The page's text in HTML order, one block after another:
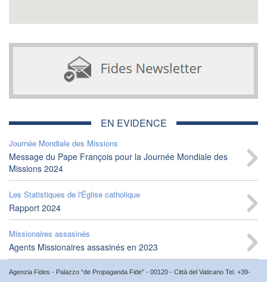
EN EVIDENCE
Journée Mondiale des Missions
Message du Pape François pour la Journée Mondiale des
Missions 2024
Les Statistiques de l'Église catholique
Rapport 2024
Missionaires assasinés
Agents Missionaires assasinés en 2023
Agenzia Fides - Palazzo “de Propaganda Fide” - 00120 - Città del Vaticano Tel. +39-